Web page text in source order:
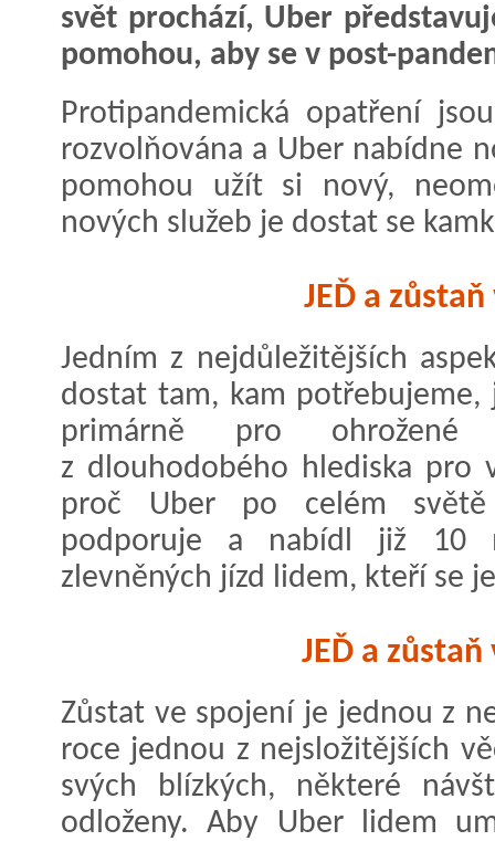
svět prochází, Uber
pomohou, aby se v post-
Protipandemická opatření
rozvolňována a Uber nabídne
pomohou užít si nový,
nových služeb je dostat se
JEĎ a
Jedním z nejdůležitějších
dostat tam, kam potřebujeme,
primárně pro
z dlouhodobého hlediska pro
proč Uber po celém světě
podporuje a nabídl již 10
zlevněných jízd lidem, kteří se
JEĎ a
Zůstat ve spojení je jednou z
roce jednou z nejsložitějších
svých blízkých, některé
odloženy. Aby Uber lidem